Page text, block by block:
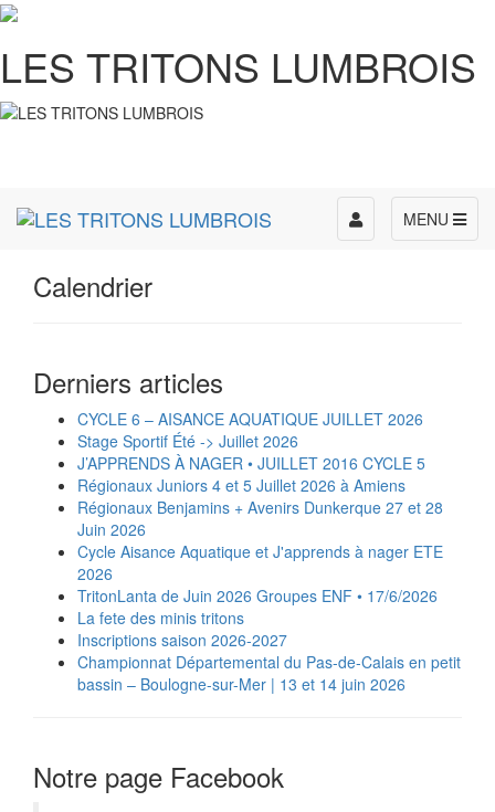
LES TRITONS LUMBROIS
MENU
Toggle
navigation
Calendrier
Derniers articles
CYCLE 6 – AISANCE AQUATIQUE JUILLET 2026
Stage Sportif Été -> Juillet 2026
J’APPRENDS À NAGER • JUILLET 2016 CYCLE 5
Régionaux Juniors 4 et 5 Juillet 2026 à Amiens
Régionaux Benjamins + Avenirs Dunkerque 27 et 28
Juin 2026
Cycle Aisance Aquatique et J'apprends à nager ETE
2026
TritonLanta de Juin 2026 Groupes ENF • 17/6/2026
La fete des minis tritons
Inscriptions saison 2026-2027
‍️Championnat Départemental du Pas-de-Calais en petit
bassin – Boulogne-sur-Mer | 13 et 14 juin 2026
Notre page Facebook